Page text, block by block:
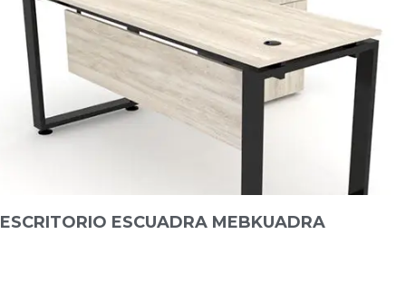
ESCRITORIO ESCUADRA MEBKUADRA